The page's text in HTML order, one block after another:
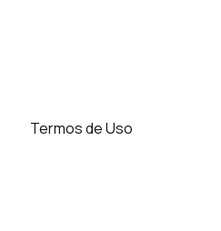
Termos de Uso